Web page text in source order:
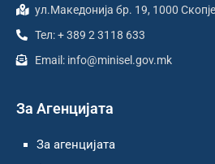
ул.Македонија бр. 19, 1000 Скопје
Тел: + 389 2 3118 633
Email: info@minisel.gov.mk
За Агенцијата
За агенцијата